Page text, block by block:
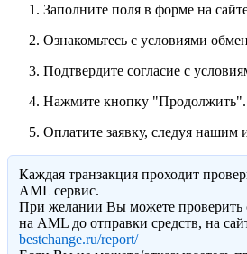
Заполните поля в форме на
Ознакомьтесь с условиями
Подтвердите согласие с
Нажмите кнопку "Продолжить".
Оплатите заявку, следуя нашим
Каждая транзакция проходит
AML сервис.
При желании Вы можете проверить
на AML до отправки средств, на
bestchange.ru/report/